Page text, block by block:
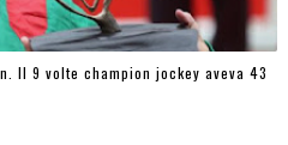
Il 9 volte champion jockey aveva 43